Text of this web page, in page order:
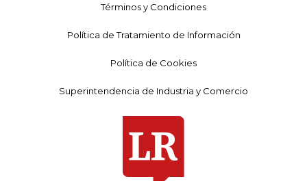
Términos y Condiciones
Política de Tratamiento de Información
Política de Cookies
Superintendencia de Industria y Comercio